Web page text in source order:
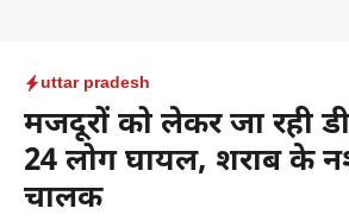
uttar pradesh
मजदूरों को लेकर जा रही
24 लोग घायल, शराब के
चालक